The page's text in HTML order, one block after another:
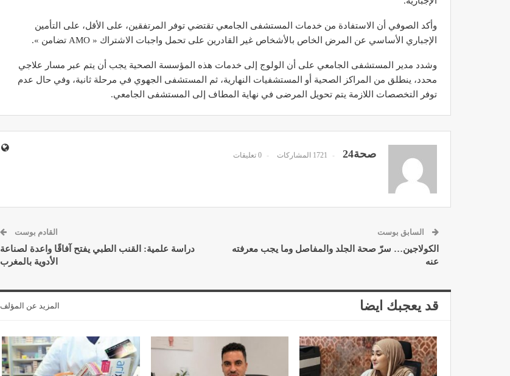
وأكد الصوفي أن الاستفادة من خدمات المستشفى الجامعي تقتضي توفر المرتفقين، على الأقل، على التأمين
الإجباري الأساسي عن المرض الخاص بالأشخاص غير القادرين على تحمل واجبات الاشتراك « AMO تضامن ».
وشدد مدير المستشفى الجامعي على أن الولوج إلى خدمات هذه المؤسسة الصحية يجب أن يتم عبر مسار علاجي
محدد، ينطلق من المراكز الصحية أو المستشفيات النهارية، ثم المستشفى الجهوي في مرحلة ثانية، وفي حال عدم
توفر التخصصات اللازمة يتم تحويل المرضى في نهاية المطاف إلى المستشفى الجامعي.
صحة24 1721 المشاركات 0 تعليقات
السابق بوست
الكولاجين… سرّ صحة الجلد والمفاصل وما يجب معرفته
عنه
القادم بوست
دراسة علمية: القنب الطبي يفتح آفاقًا واعدة لصناعة
الأدوية بالمغرب
قد يعجبك ايضا المزيد عن المؤلف
لمرضى السكري في رمضان
الإشعاعي
التوازن الغذائي خلال شهر…
شعور القلق
يونيو 5, 2023